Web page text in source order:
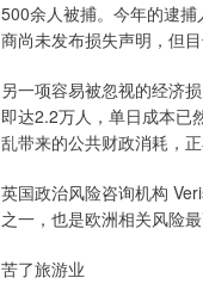
500余人被捕。今年的逮
商尚未发布损失声明，但
另一项容易被忽视的经济
即达2.2万人，单日成本已
乱带来的公共财政消耗，
英国政治风险咨询机构
之一，也是欧洲相关风险
苦了旅游业